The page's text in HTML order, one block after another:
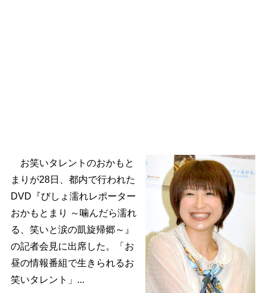
お笑いタレントのおかもと
まりが28日、都内で行われた
DVD『びしょ濡れレポーター
おかもとまり ～噛んだら濡れ
る、笑いと涙の凱旋帰郷～』
の記者会見に出席した。「お
昼の情報番組で生きられるお
笑いタレント」...